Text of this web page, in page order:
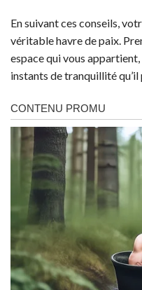
En suivant ces conseils,
véritable havre de paix.
espace qui vous
instants de tranquillité